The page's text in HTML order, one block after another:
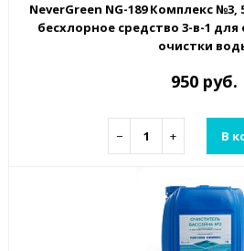
NeverGreen NG-189 Комплекс
бесхлорное средство 3-в-1
очистки
950 руб.
− + В